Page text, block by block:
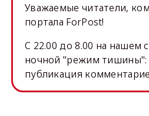
Уважаемые читатели,
портала ForPost!
C 22.00 до 8.00 на нашем
ночной "режим тишины":
публикация